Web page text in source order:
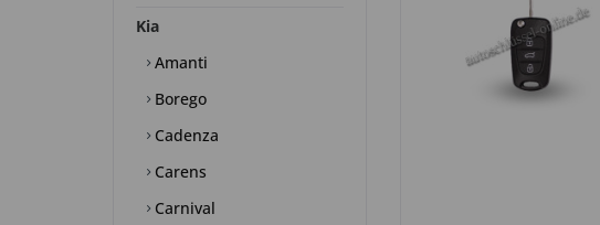
Kia
Amanti
Borego
Cadenza
Carens
Carnival